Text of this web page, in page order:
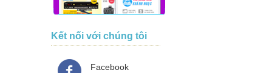
Kết nối với chúng tôi
Facebook